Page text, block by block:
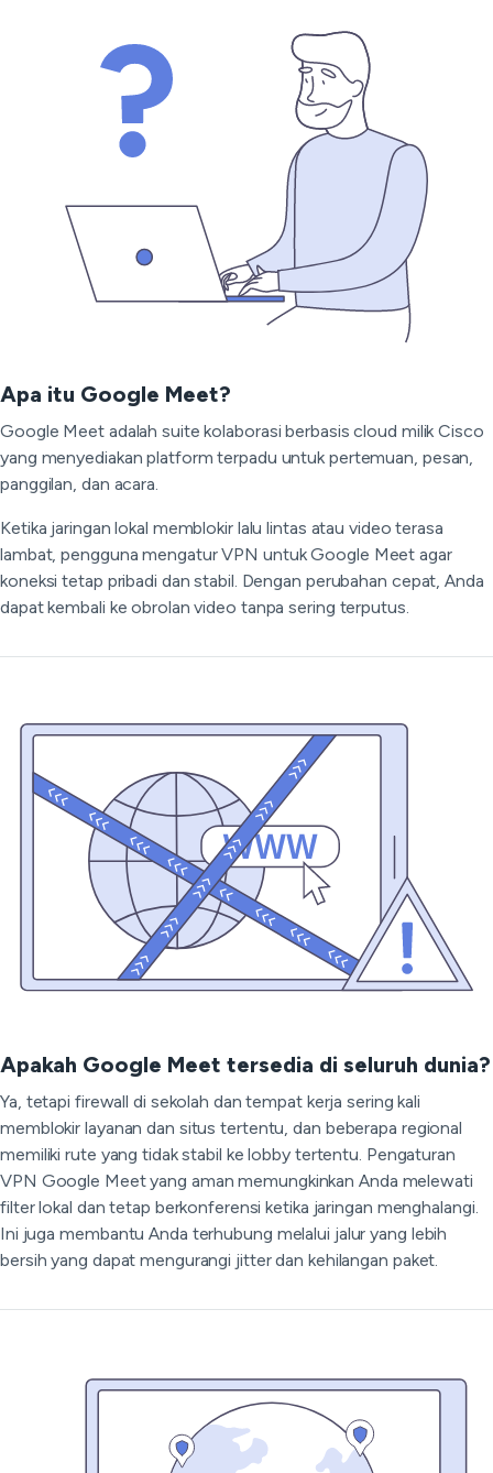
Apa itu Google Meet?
Google Meet adalah suite kolaborasi berbasis cloud milik Cisco
yang menyediakan platform terpadu untuk pertemuan, pesan,
panggilan, dan acara.
Ketika jaringan lokal memblokir lalu lintas atau video terasa
lambat, pengguna mengatur VPN untuk Google Meet agar
koneksi tetap pribadi dan stabil. Dengan perubahan cepat, Anda
dapat kembali ke obrolan video tanpa sering terputus.
Apakah Google Meet tersedia di seluruh dunia?
Ya, tetapi firewall di sekolah dan tempat kerja sering kali
memblokir layanan dan situs tertentu, dan beberapa regional
memiliki rute yang tidak stabil ke lobby tertentu. Pengaturan
VPN Google Meet yang aman memungkinkan Anda melewati
filter lokal dan tetap berkonferensi ketika jaringan menghalangi.
Ini juga membantu Anda terhubung melalui jalur yang lebih
bersih yang dapat mengurangi jitter dan kehilangan paket.